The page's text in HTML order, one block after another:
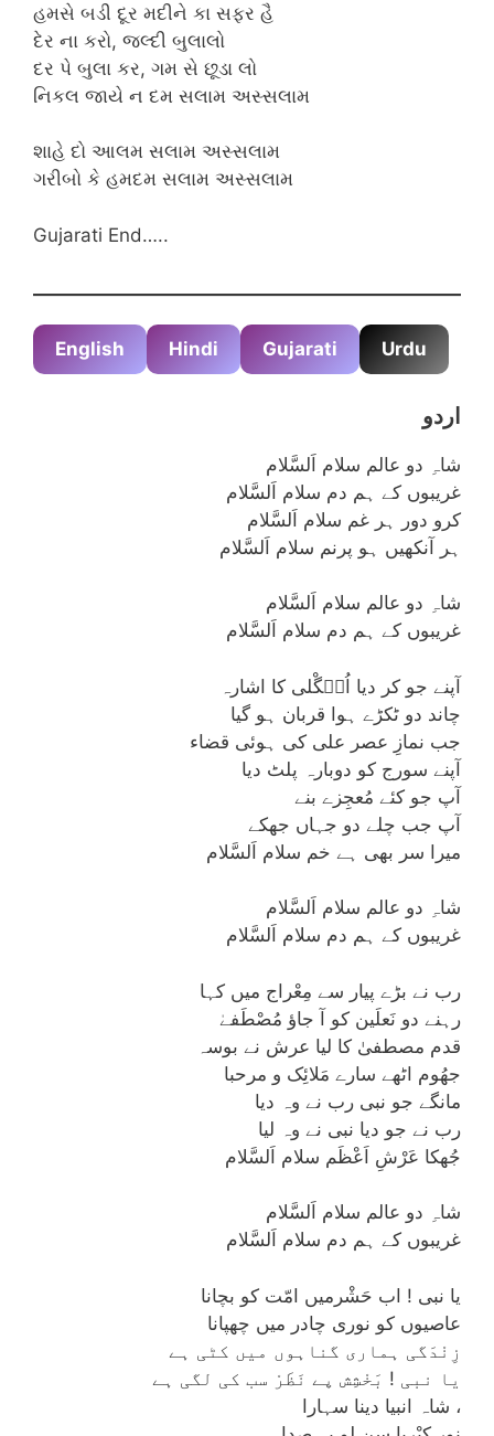
હમસે બડી દૂર મદીને કા સફર હૈ
દેર ના કરો, જલ્દી બુલાલો
દર પે બુલા કર, ગમ સે છૂડા લો
નિકલ જાયે ન દમ સલામ અસ્સલામ
શાહે દો આલમ સલામ અસ્સલામ
ગરીબો કે હમદમ સલામ અસ્સલામ
Gujarati End…..
English Hindi Gujarati Urdu
اردو
شاہِ دو عالم سلام اَلسَّلام
غریبوں کے ہم دم سلام اَلسَّلام
کرو دور ہر غم سلام اَلسَّلام
ہر آنکھیں ہو پرنم سلام اَلسَّلام
شاہِ دو عالم سلام اَلسَّلام
غریبوں کے ہم دم سلام اَلسَّلام
آپنے جو کر دیا اُن٘گْلی کا اشارہ
چاند دو ٹکڑے ہوا قربان ہو گیا
جب نمازِ عصر علی کی ہوئی قضاء
آپنے سورج کو دوبارہ پلٹ دیا
آپ جو کئے مُعجِزے بنے
آپ جب چلے دو جہاں جھکے
میرا سر بھی ہے خم سلام اَلسَّلام
شاہِ دو عالم سلام اَلسَّلام
غریبوں کے ہم دم سلام اَلسَّلام
رب نے بڑے پیار سے مِعْراج میں کہا
رہنے دو نَعلَین کو آ جاؤ مُصْطَفےٰ
قدم مصطفیٰ کا لیا عرش نے بوسہ
جھُوم اٹھے سارے مَلائِک و مرحبا
مانگے جو نبی رب نے وہ دیا
رب نے جو دیا نبی نے وہ لیا
جُھکا عَرْشِ اَعْظَم سلام اَلسَّلام
شاہِ دو عالم سلام اَلسَّلام
غریبوں کے ہم دم سلام اَلسَّلام
یا نبی ! اب حَشْرمیں امّت کو بچانا
عاصیوں کو نوری چادر میں چھپانا
زِنْدَگی ہماری گناہوں میں کٹی ہے
یا نبی ! بَخْشِش پے نَظَرْ سب کی لگی ہے
شاہ انبیا دینا سہارا ،